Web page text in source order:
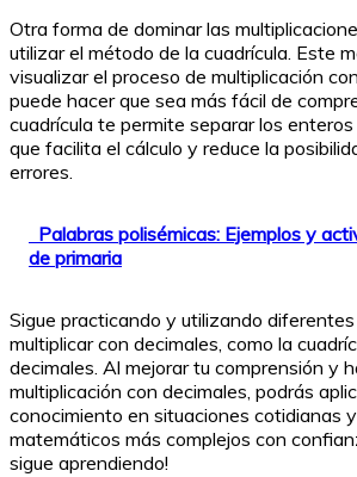
Otra forma de dominar las
utilizar el método de la cuadrícula. Este
visualizar el proceso de multiplicación
puede hacer que sea más fácil de
cuadrícula te permite separar los
que facilita el cálculo y reduce la
errores.
Palabras polisémicas: Ejemplos y
de primaria
Sigue practicando y utilizando
multiplicar con decimales, como la
decimales. Al mejorar tu comprensión y
multiplicación con decimales, podrás
conocimiento en situaciones cotidianas
matemáticos más complejos con
sigue aprendiendo!